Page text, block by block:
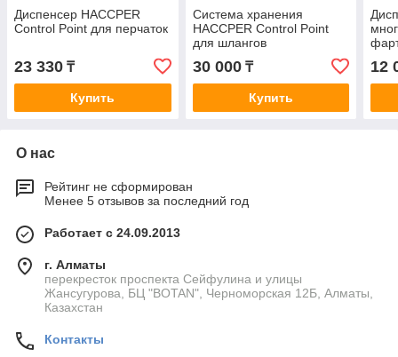
Диспенсер HACCPER
Control Point для перчаток
23 330 ₸
Купить
Система хранения
HACCPER Control Point
для шлангов
30 000₸
Купить
12
О нас
Рейтинг не сформирован
Менее 5 отзывов за последний год
Работает с 24.09.2013
г. Алматы
перекресток проспекта Сейфулина и улицы
Жансугурова, БЦ "BOTAN", Черноморская 12Б, Алматы,
Казахстан
Контакты